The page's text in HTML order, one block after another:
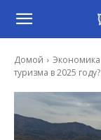
Домой Экономика
туризма в 2025 году?